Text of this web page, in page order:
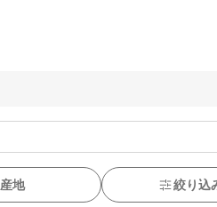
産地 絞り込